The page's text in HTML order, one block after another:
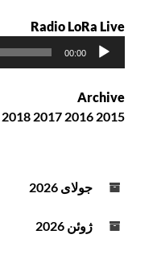
Radio LoRa Live
ک
ن
ه
و
00:00
Archive
2015
2016
2017
2018
جولای 2026
ژوئن 2026